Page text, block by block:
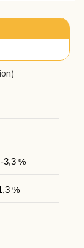
-3,3%
%